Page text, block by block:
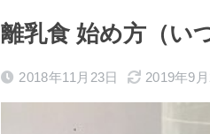
離乳食 始め方（い
2018年11月23日 2019年9月